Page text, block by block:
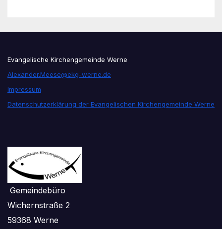
Evangelische Kirchengemeinde Werne
Alexander.Meese@ekg-werne.de
Impressum
Datenschutzerklärung der Evangelischen Kirchengemeinde Werne
Gemeindebüro
Wichernstraße 2
59368 Werne